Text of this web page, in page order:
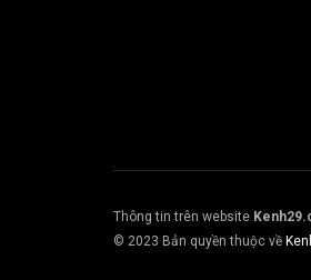
Thông tin trên website
© 2023 Bản quyền thuộc về